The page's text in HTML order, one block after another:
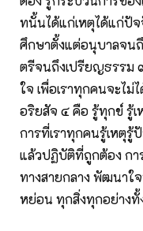
ทนั้นได้แก่เหตุได้แก่ปัจ
ศึกษาตั้งแต่อนุบาลจน
ตรีจนถึงเปรียญธรรม
ใจ เพื่อเราทุกคนจะไ
อริยสัจ ๔ คือ รู้ทุกข์ รู้
การที่เราทุกคนรู้เหตุรู้
แล้วปฏิบัติที่ถูกต้อง กา
ทางสายกลาง พัฒนาใ
หย่อน ทุกสิ่งทุกอย่างทั้